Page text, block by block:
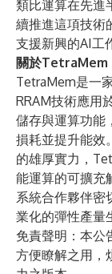
類比運算在先進
續推進這項技術
支援新興的AI工
關於TetraMem
TetraMem是一
RRAM技術應用
儲存與運算功能
損耗並提升能效
的雄厚實力，
能運算的可擴充
系統合作夥伴密
業化的彈性產量
免責聲明：本公
方便瞭解之用，